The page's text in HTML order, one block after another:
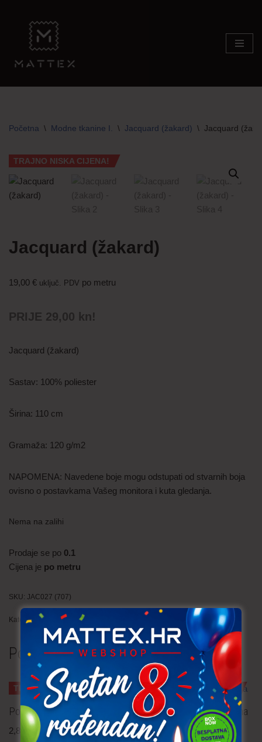
content
Početna \ Modne tkanine I. \ Jacquard (žakard) \ Jacquard
TRAJNO NISKA CIJENA!
Jacquard (žakard)
19,00 € uključ. PDV po metru
PRIJE 29,00 kn!
Jacquard (žakard)
Sastav: 100% poliester
Širina: 110 cm
Gramaža: 120 g/m2
NAPOMENA: Navedene boje mogu odstupati od stvarnih boja
ovisno o postavkama Vašeg monitora i kuta gledanja.
Nema na zalihi
Prodaje se po 0.1
Cijena je po metru
SKU: JAC027 (707)
Kategorije: Jacquard (žakard)
Povezani proizvodi
TRAJNO NISKA CIJENA!
Podstava
2,80 € uključ. PDV po metru
TRAJNO NISKA CIJENA!
Čipka – svijetlo mint zelena
2,30€ uključ. PDV po metru